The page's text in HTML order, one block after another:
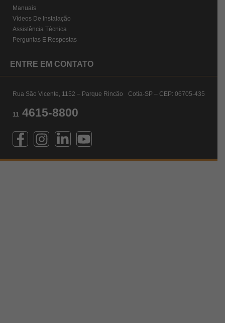
Manuais
Vídeos De Instalação
Assistência Técnica
Perguntas E Respostas
ENTRE EM CONTATO
Rua São Vicente, 1152 – Parque Rincão Cotia-SP – CEP: 06705-435
11 4615-8800